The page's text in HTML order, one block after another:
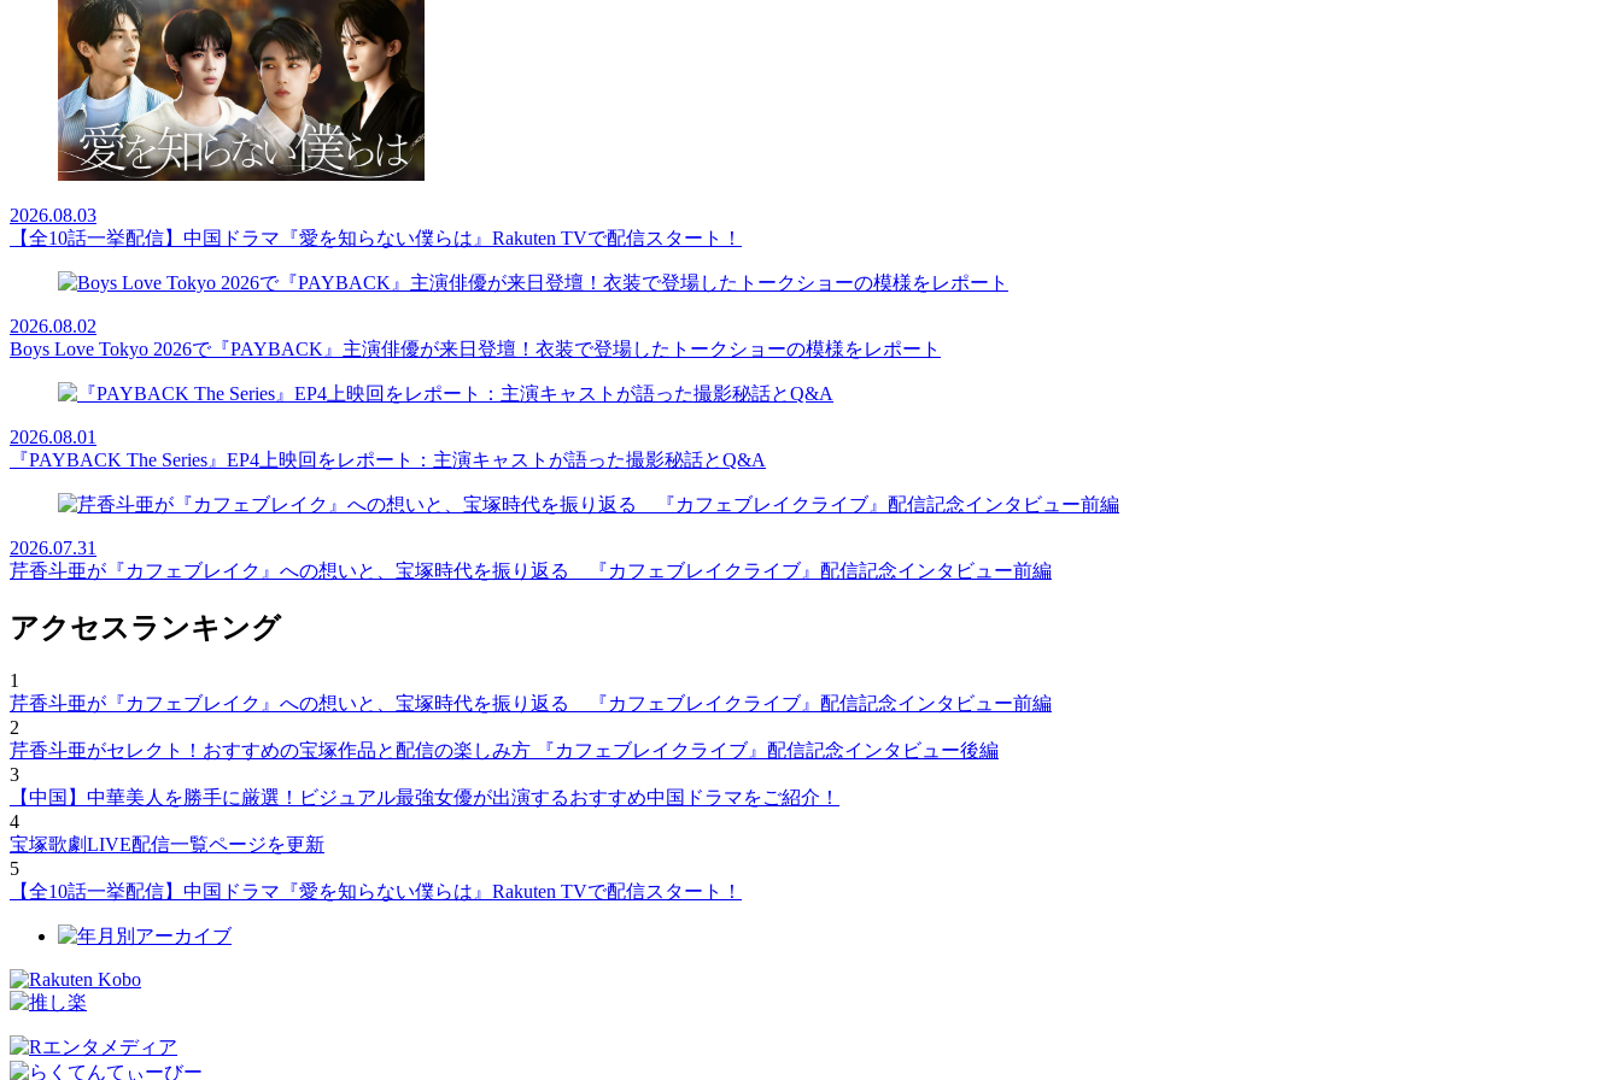
2026.08.03
【全10話一挙配信】中国ドラマ『愛を知らない僕らは』Rakuten TVで配信スタート！
2026.08.02
Boys Love Tokyo 2026で『PAYBACK』主演俳優が来日登壇！衣装で登場したトークショーの模様をレポート
2026.08.01
『PAYBACK The Series』EP4上映回をレポート：主演キャストが語った撮影秘話とQ&A
2026.07.31
芹香斗亜が『カフェブレイク』への想いと、宝塚時代を振り返る 『カフェブレイクライブ』配信記念インタビュー前編
アクセスランキング
1
芹香斗亜が『カフェブレイク』への想いと、宝塚時代を振り返る 『カフェブレイクライブ』配信記念インタビュー前編
2
芹香斗亜がセレクト！おすすめの宝塚作品と配信の楽しみ方 『カフェブレイクライブ』配信記念インタビュー後編
3
【中国】中華美人を勝手に厳選！ビジュアル最強女優が出演するおすすめ中国ドラマをご紹介！
4
宝塚歌劇LIVE配信一覧ページを更新
5
【全10話一挙配信】中国ドラマ『愛を知らない僕らは』Rakuten TVで配信スタート！